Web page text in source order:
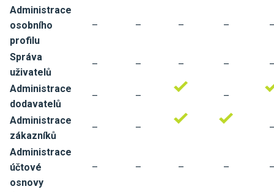
Administrace
osobního
profilu
– – – –
Správa
uživatelů
– – – –
Administrace
dodavatelů
– – –
Administrace
zákazníků
– –
Administrace
účtové
osnovy
– – – –